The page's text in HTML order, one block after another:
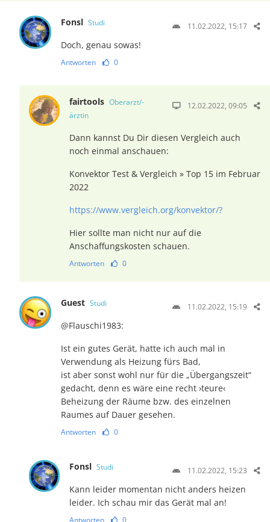
Fonsl Studi 11.02.2022, 15:17
Doch, genau sowas!
Antworten 0
fairtools Oberarzt/-
ärztin
12.02.2022, 09:05
Dann kannst Du Dir diesen Vergleich auch
noch einmal anschauen:
Konvektor Test & Vergleich » Top 15 im Februar
2022
https://www.vergleich.org/konvektor/?
Hier sollte man nicht nur auf die
Anschaffungskosten schauen.
Antworten 0
Guest Studi 11.02.2022, 15:19
@Flauschi1983:
Ist ein gutes Gerät, hatte ich auch mal in
Verwendung als Heizung fürs Bad,
ist aber sonst wohl nur für die „Übergangszeit“
gedacht, denn es wäre eine recht ›teure‹
Beheizung der Räume bzw. des einzelnen
Raumes auf Dauer gesehen.
Antworten 0
Fonsl Studi 11.02.2022, 15:23
Kann leider momentan nicht anders heizen
leider. Ich schau mir das Gerät mal an!